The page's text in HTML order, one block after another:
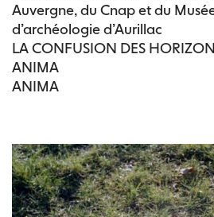
Auvergne, du Cnap et du
d’archéologie d’Aurillac
LA CONFUSION DES
ANIMA
ANIMA